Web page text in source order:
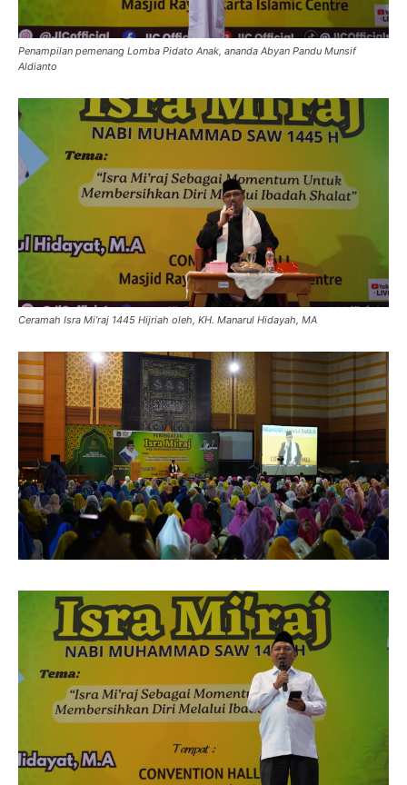
Penampilan pemenang Lomba Pidato Anak, ananda Abyan Pandu Munsif
Aldianto
Ceramah Isra Mi’raj 1445 Hijriah oleh, KH. Manarul Hidayah, MA